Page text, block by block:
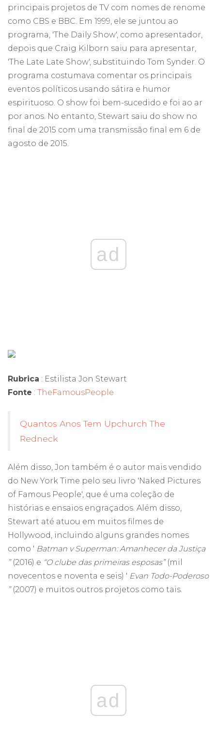
principais projetos de TV com nomes de renome
como CBS e BBC. Em 1999, ele se juntou ao
programa, 'The Daily Show', como apresentador,
depois que Craig Kilborn saiu para apresentar,
'The Late Late Show', substituindo Tom Synder. O
programa costumava comentar os principais
eventos políticos usando sátira e humor
espirituoso. O show foi bem-sucedido e foi ao ar
por anos. No entanto, Stewart saiu do show no
final de 2015 com uma transmissão final em 6 de
agosto de 2015.
ad
Rubrica : Estilista Jon Stewart
Fonte : TheFamousPeople
Quantos Anos Tem Upchurch The
Redneck
Além disso, Jon também é o autor mais vendido
do New York Time pelo seu livro 'Naked Pictures
of Famous People', que é uma coleção de
histórias e ensaios engraçados. Além disso,
Stewart até atuou em muitos filmes de
Hollywood, incluindo alguns grandes nomes
como ' Batman v Superman: Amanhecer da Justiça
”(2016) e “O clube das primeiras esposas”(mil
novecentos e noventa e seis) ' Evan Todo-Poderoso
”(2007) e muitos outros projetos como tais.
ad